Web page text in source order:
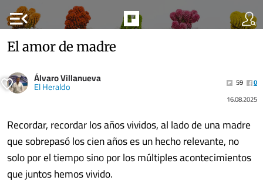
menu_open
El amor de madre
Álvaro Villanueva
El Heraldo 59
0
16.08.2025
Recordar, recordar los años vividos, al lado de una madre
que sobrepasó los cien años es un hecho relevante, no
solo por el tiempo sino por los múltiples acontecimientos
que juntos hemos vivido.